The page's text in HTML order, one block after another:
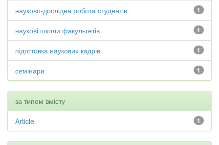
1
науково-дослідна робота студентів
1
наукові школи факультетів
1
підготовка наукових кадрів
1
семінари
за типом вмісту
1
Article